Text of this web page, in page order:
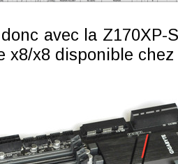
avec la Z170XP-
x8/x8 disponible